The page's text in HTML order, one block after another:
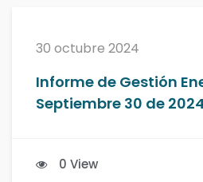
30 octubre 2024
Informe de Gestión
Septiembre 30 de 2024
0 View